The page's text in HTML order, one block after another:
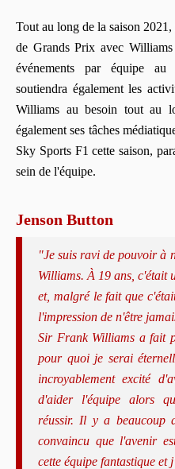
Tout au long de la saison
de Grands Prix avec
événements par équipe au
soutiendra également les
Williams au besoin tout au
également ses tâches
Sky Sports F1 cette saison,
sein de l'équipe.
Jenson Button
"Je suis ravi de pouvoir à
Williams. À 19 ans, c'était
et, malgré le fait que
l'impression de n'être
Sir Frank Williams a fait
pour quoi je serai
incroyablement excité
d'aider l'équipe alors
réussir. Il y a beaucoup
convaincu que l'avenir
cette équipe fantastique et